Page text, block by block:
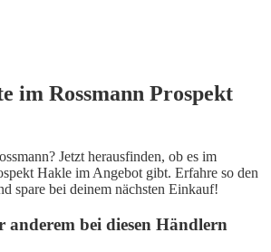
im Rossmann Prospekt
Jetzt herausfinden, ob es im
Hakle im Angebot gibt. Erfahre so den
spare bei deinem nächsten Einkauf!
anderem bei diesen Händlern